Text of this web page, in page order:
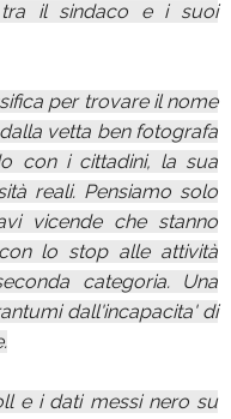
il sindaco e i suoi
per trovare il nome
vetta ben fotografa
con i cittadini, la sua
reali. Pensiamo solo
vicende che stanno
lo stop alle attività
categoria. Una
dall'incapacita' di
e i dati messi nero su